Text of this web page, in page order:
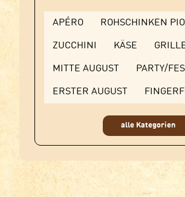
APÉRO ROHSCHINKEN
ZUCCHINI KÄSE
MITTE AUGUST PARTY/
ERSTER AUGUST
alle Kategorien